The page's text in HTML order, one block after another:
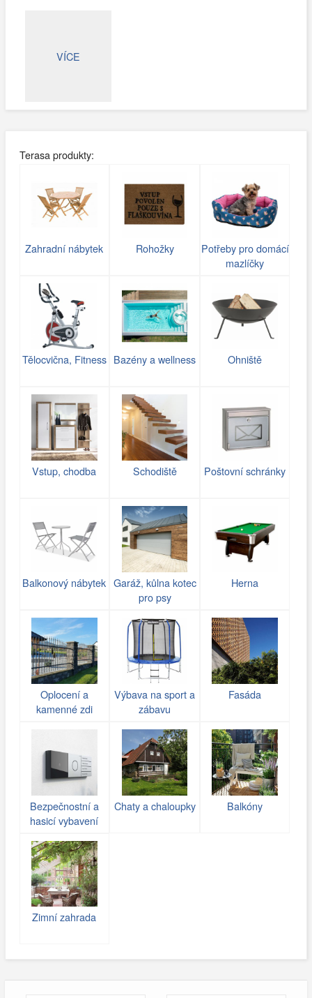
VÍCE
Terasa produkty:
Zahradní nábytek Rohožky
Potřeby pro domácí
mazlíčky
Tělocvična, Fitness Bazény a wellness Ohniště
Vstup, chodba Schodiště Poštovní schránky
Balkonový nábytek Garáž, kůlna kotec
pro psy
Herna
Oplocení a
kamenné zdi
Výbava na sport a
zábavu
Fasáda
Bezpečnostní a
hasicí vybavení
Chaty a chaloupky Balkóny
Zimní zahrada